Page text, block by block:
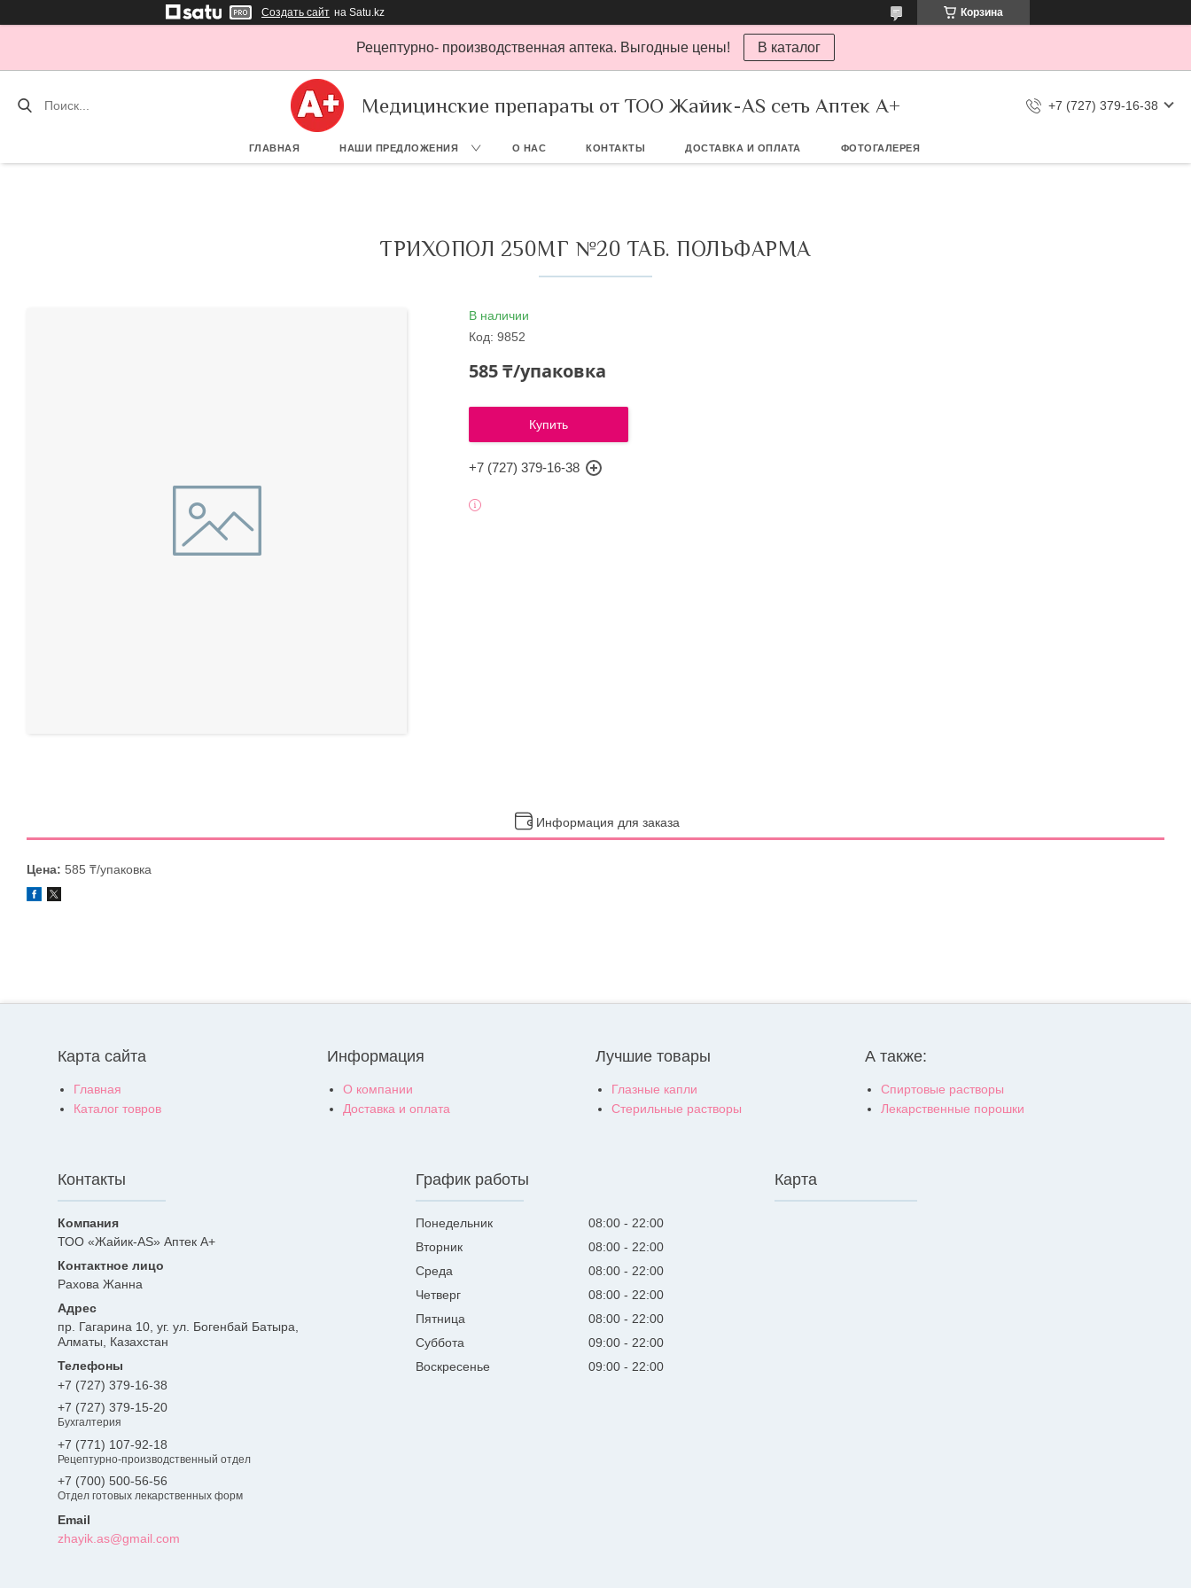
Создать сайт на Satu.kz Корзина
Рецептурно- производственная аптека. Выгодные цены! В каталог
Медицинские препараты от ТОО Жайик-AS сеть Аптек А+ +7 (727) 379-16-38
ГЛАВНАЯ НАШИ ПРЕДЛОЖЕНИЯ О НАС КОНТАКТЫ ДОСТАВКА И ОПЛАТА ФОТОГАЛЕРЕЯ
ТРИХОПОЛ 250МГ №20 ТАБ. ПОЛЬФАРМА
В наличии
Код:9852
585 ₸/упаковка
Купить
+7 (727) 379-16-38
Информация для заказа
Цена: 585 ₸/упаковка
Карта сайта
Главная
Каталог товров
Информация
О компании
Доставка и оплата
Лучшие товары
Глазные капли
Стерильные растворы
А также:
Спиртовые растворы
Лекарственные порошки
Контакты
ТОО «Жайик-AS» Аптек А+
Рахова Жанна
пр. Гагарина 10, уг. ул. Богенбай Батыра,
Алматы, Казахстан
+7 (727) 379-16-38
+7 (727) 379-15-20
Бухгалтерия
+7 (771) 107-92-18
Рецептурно-производственный отдел
+7 (700) 500-56-56
Отдел готовых лекарственных форм
zhayik.as@gmail.com
График работы
Понедельник 08:00
22:00
Вторник
08:00
22:00
Среда
08:00
22:00
Четверг
08:00
22:00
Пятница
08:00
22:00
Суббота
09:00
22:00
Воскресенье
09:00 22:00
Карта